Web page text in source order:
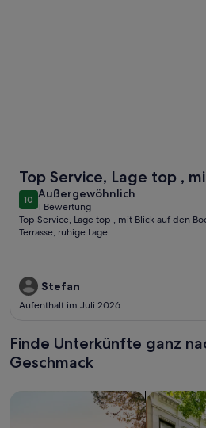
Top Service, Lage top ,
den Bodden Tolle Terrasse, ruhige
Lage
1010 von 10
Außergewöhnlich
außergewöhnlich
1 Bewertung
(1
bewertung)
Top Service, Lage top , mit Blick auf den
Terrasse, ruhige Lage
Stefan
Aufenthalt im Juli 2026
Finde Unterkünfte ganz
Geschmack
Suche nach FerienhäusernSuche